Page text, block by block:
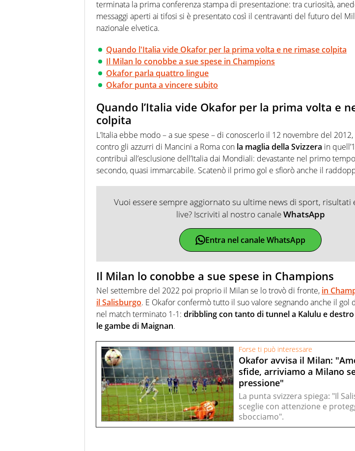
terminata la prima conferenza stampa di presentazione: tra curiosità,
messaggi aperti ai tifosi si è presentato così il centravanti del futuro del
nazionale elvetica.
Quando l'Italia vide Okafor per la prima volta e ne rimase colpita
Il Milan lo conobbe a sue spese in Champions
Okafor parla quattro lingue
Okafor punta a vincere subito
Quando l’Italia vide Okafor per la prima volta e
colpita
L’Italia ebbe modo – a sue spese – di conoscerlo il 12 novembre del
contro gli azzurri di Mancini a Roma con la maglia della Svizzera in
contribuì all’esclusione dell’Italia dai Mondiali: devastante nel primo
secondo, quasi immarcabile. Scatenò il primo gol e sfiorò anche il
Vuoi essere sempre aggiornato su ultime news di sport, risultati
live? Iscriviti al nostro canaleWhatsApp
Entra nel canale WhatsApp
Il Milan lo conobbe a sue spese in Champions
Nel settembre del 2022 poi proprio il Milan se lo trovò di fronte, in
il Salisburgo. E Okafor confermò tutto il suo valore segnando anche il gol
nel match terminato 1-1: dribbling con tanto di tunnel a Kalulu e
le gambe di Maignan.
Forse ti può interessare
Okafor avvisa il Milan:
sfide, arriviamo a Milano
pressione"
La punta svizzera spiega: "Il
sceglie con attenzione e
sbocciamo".